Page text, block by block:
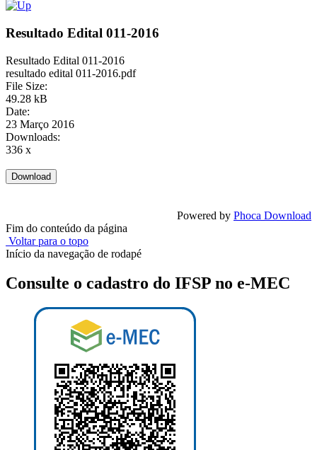
Resultado Edital 011-2016
Resultado Edital 011-2016
resultado edital 011-2016.pdf
File Size:
49.28 kB
Date:
23 Março 2016
Downloads:
336 x
Powered by Phoca Download
Fim do conteúdo da página
Voltar para o topo
Início da navegação de rodapé
Consulte o cadastro do IFSP no e-MEC